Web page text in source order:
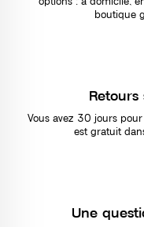
boutique
Vous avez 30 jours
est gratuit
Une